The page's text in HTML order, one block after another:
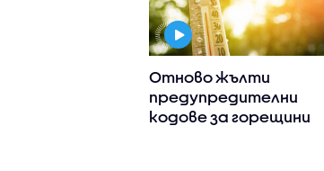
Отново жълти
предупредителни
кодове за горещини